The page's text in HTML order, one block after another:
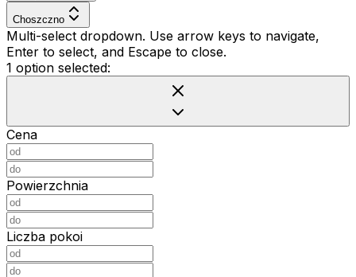
Choszczno
Multi-select dropdown. Use arrow keys to navigate,
Enter to select, and Escape to close.
1 option selected:
Cena
Powierzchnia
Liczba pokoi